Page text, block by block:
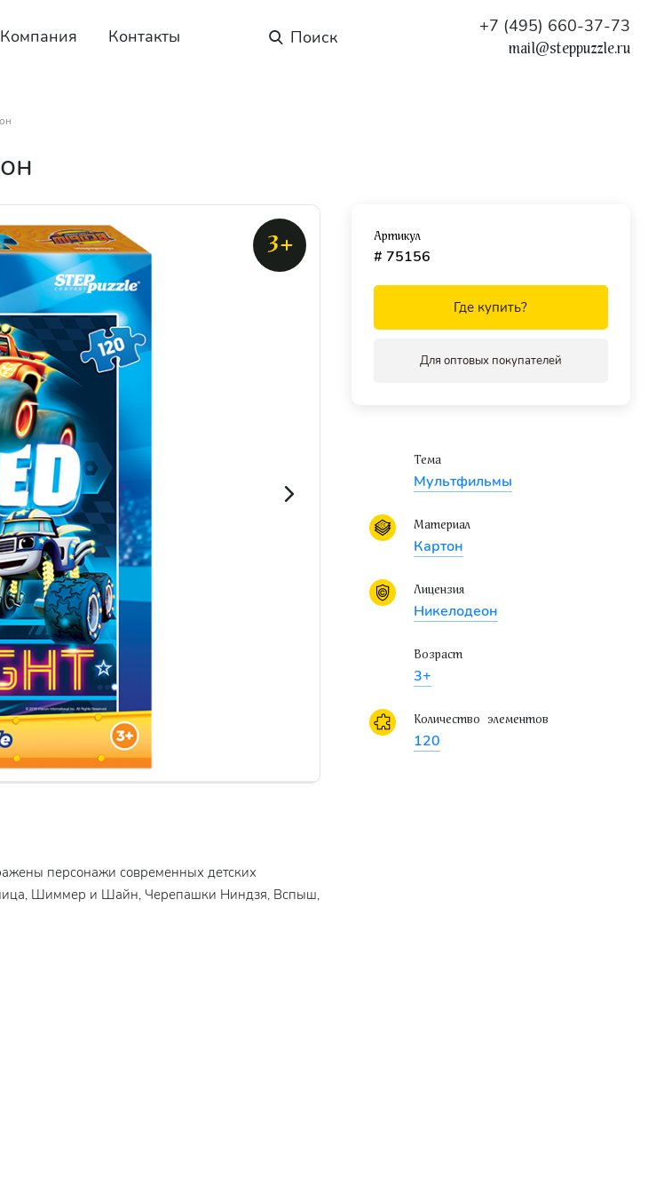
Компания Контакты +7 (495) 660-37-73
mail@steppuzzle.ru
3+
персонажи современных детских
Шиммер и Шайн, Черепашки Ниндзя, Вспыш,
Артикул
# 75156
Где купить?
Для оптовых покупателей
Тема
Мультфильмы
Материал
Картон
Лицензия
Никелодеон
Возраст
3+
Количество элементов
120